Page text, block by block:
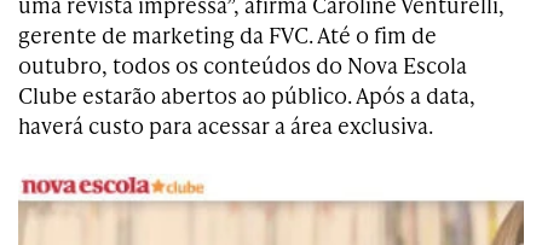
gerente de marketing da FVC. Até o fim de
outubro, todos os conteúdos do Nova Escola
Clube estarão abertos ao público. Após a data,
haverá custo para acessar a área exclusiva.